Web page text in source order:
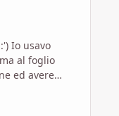
Io usavo
al foglio
ed avere
tutto